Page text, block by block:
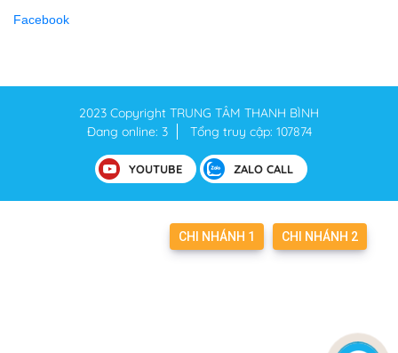
Facebook
2023 Copyright TRUNG TÂM THANH BÌNH
Đang online: 3
Tổng truy cập: 107874
YOUTUBE ZALO CALL
CHI NHÁNH 1 CHI NHÁNH 2